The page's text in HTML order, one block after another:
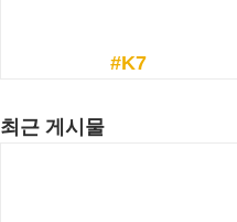
#K7
최근 게시물